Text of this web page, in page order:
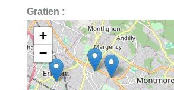
Gratien :
+
−